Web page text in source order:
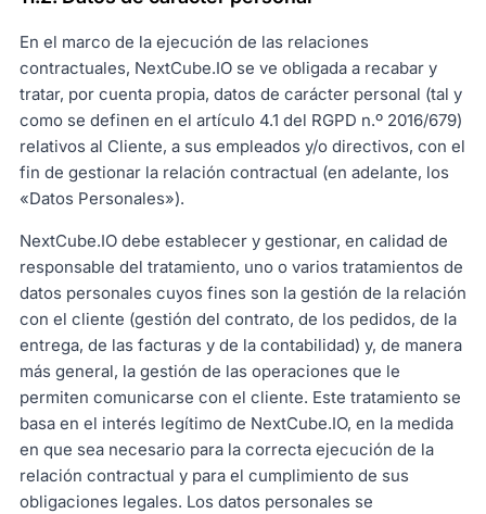
En el marco de la ejecución de las relaciones
contractuales, NextCube.IO se ve obligada a recabar y
tratar, por cuenta propia, datos de carácter personal (tal y
como se definen en el artículo 4.1 del RGPD n.º 2016/679)
relativos al Cliente, a sus empleados y/o directivos, con el
fin de gestionar la relación contractual (en adelante, los
«Datos Personales»).
NextCube.IO debe establecer y gestionar, en calidad de
responsable del tratamiento, uno o varios tratamientos de
datos personales cuyos fines son la gestión de la relación
con el cliente (gestión del contrato, de los pedidos, de la
entrega, de las facturas y de la contabilidad) y, de manera
más general, la gestión de las operaciones que le
permiten comunicarse con el cliente. Este tratamiento se
basa en el interés legítimo de NextCube.IO, en la medida
en que sea necesario para la correcta ejecución de la
relación contractual y para el cumplimiento de sus
obligaciones legales. Los datos personales se